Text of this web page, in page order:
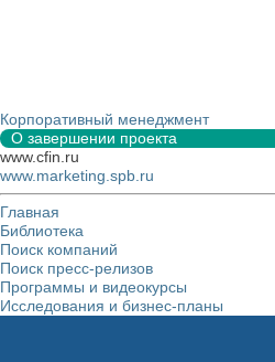
Корпоративный менеджмент
О завершении проекта
www.cfin.ru
www.marketing.spb.ru
Главная
Библиотека
Поиск компаний
Поиск пресс-релизов
Программы и видеокурсы
Исследования и бизнес-планы